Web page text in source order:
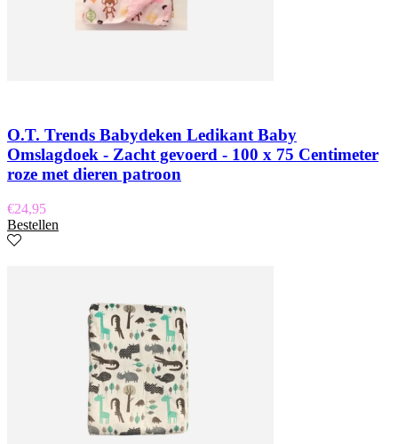
O.T. Trends Babydeken Ledikant Baby
Omslagdoek - Zacht gevoerd - 100 x 75 Centimeter
roze met dieren patroon
€24,95
Bestellen